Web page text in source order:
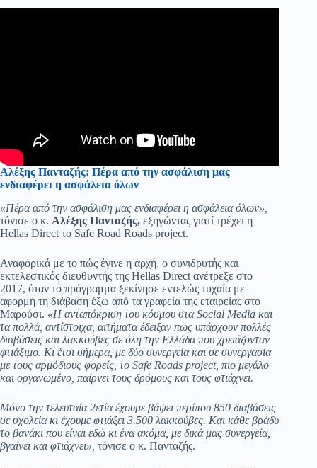
Αλέξης Πανταζής: Πέρα από την ασφάλιση μας
ενδιαφέρει η ασφάλεια όλων
«Πέρα από την ασφάλιση μας ενδιαφέρει η ασφάλεια όλων»,
τόνισε ο κ. Αλέξης Πανταζής, εξηγώντας γιατί τρέχει η
Hellas Direct το Safe Road Roads project.
Αναφορικά με το πώς έγινε η αρχή, ο συνιδρυτής και
εκτελεστικός διευθυντής της Hellas Direct ανέτρεξε στο
2017, όταν το πρόγραμμα ξεκίνησε εντελώς τυχαία με
αφορμή τη διάβαση έξω από τα γραφεία της εταιρείας στο
Μαρούσι. «Η ανταπόκριση του κόσμου σταSocial Media και
τα πολλά, αντίστοιχα, αιτήματα έδειξαν πως υπάρχουν πολλές
διαβάσεις και λακκούβες σε όλη την Ελλάδα που χρειάζονταν
φτιάξιμο. Κι έτσι σήμερα, με δύο συνεργεία και σε συνεργασία
με τους αρμόδιους φορείς, το Safe Roads project, πιο μεγάλο
και οργανωμένο, παίρνει τους δρόμους και τους φτιάχνει.
Μόνο την τελευταία 2ετία έχουμε βάψει περίπου 850 διαβάσεις
σε σχολεία κι έχουμε φτιάξει 3.500 λακκούβες. Και κάθε βράδυ
το βανάκι που είναι εδώ κι ένα ακόμα, με δικά μας συνεργεία,
βγαίνει και φτιάχνει», τόνισε ο κ. Πανταζής.